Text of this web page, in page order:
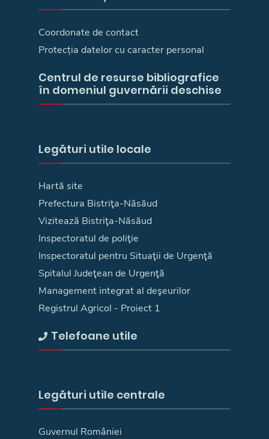
Coordonate de contact
Protecția datelor cu caracter personal
Centrul de resurse bibliografice
în domeniul guvernării deschise
Legături utile locale
Hartă site
Prefectura Bistriţa-Năsăud
Vizitează Bistriţa-Năsăud
Inspectoratul de poliţie
Inspectoratul pentru Situaţii de Urgenţă
Spitalul Judeţean de Urgenţă
Management integrat al deşeurilor
Registrul Agricol - Proiect 1
Telefoane utile
Legături utile centrale
Guvernul României